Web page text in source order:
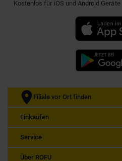
Kostenlos für iOS und Android
Filiale vor Ort finden
Einkaufen
Service
Über ROFU